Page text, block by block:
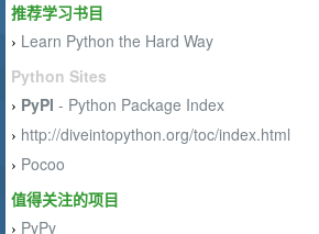
推荐学习书目
› Learn Python the Hard Way
Python Sites
› PyPI - Python Package Index
› http://diveintopython.org/toc/index.html
› Pocoo
值得关注的项目
› PyPy